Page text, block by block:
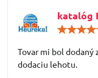
katalóg
Tovar mi bol dodaný
dodaciu lehotu.